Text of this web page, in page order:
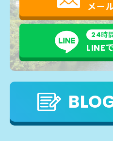
メー
24時
LINE